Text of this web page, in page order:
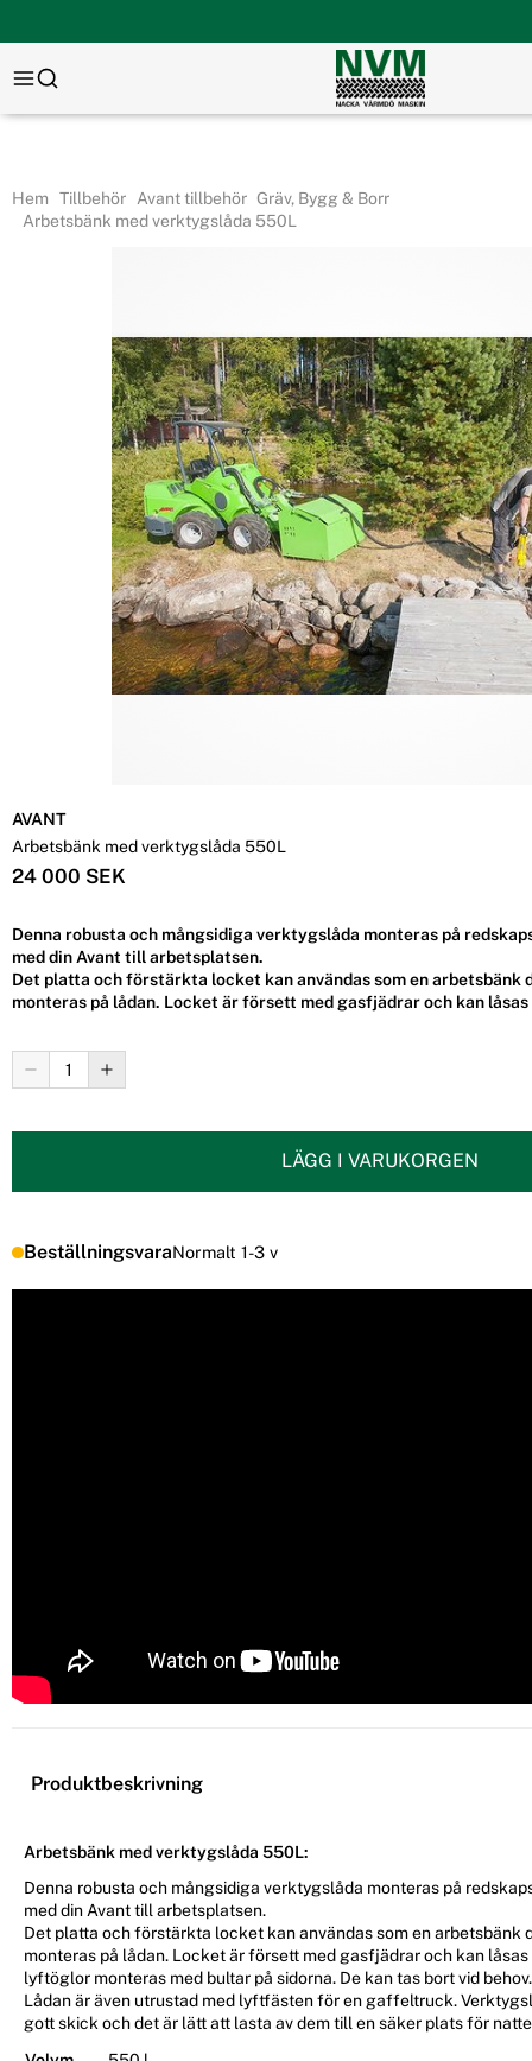
Hem Tillbehör Avant tillbehör Gräv, Bygg & Borr
Arbetsbänk med verktygslåda 550L
AVANT
Arbetsbänk med verktygslåda 550L
24 000 SEK
Denna robusta och mångsidiga verktygslåda monteras på
med din Avant till arbetsplatsen.
Det platta och förstärkta locket kan användas som en arbetsbänk
monteras på lådan. Locket är försett med gasfjädrar och kan
LÄGG I VARUKORGEN
BeställningsvaraNormalt 1-3 v
Produktbeskrivning
Arbetsbänk med verktygslåda 550L:
Denna robusta och mångsidiga verktygslåda monteras på
med din Avant till arbetsplatsen.
Det platta och förstärkta locket kan användas som en arbetsbänk
monteras på lådan. Locket är försett med gasfjädrar och kan låsas
lyftöglor monteras med bultar på sidorna. De kan tas bort vid behov.
Lådan är även utrustad med lyftfästen för en gaffeltruck.
gott skick och det är lätt att lasta av dem till en säker plats för